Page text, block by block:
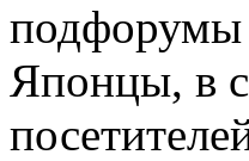
Японцы, в